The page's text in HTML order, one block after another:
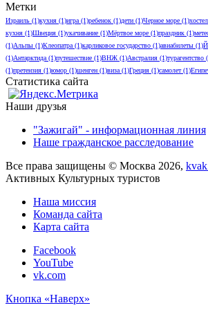
Метки
Израиль (1)кухня (1)игра (1)ребенок (1)дети (1)Черное море (1)хостел
кухня (1)Швеция (1)укачивание (1)Мёртвое море (1)праздник (1)
(1)Альпы (1)Клеопатра (1)карликовое государство (1)авиабилеты (1)
(1)Антарктида (1)путешествие (1)ВНЖ (1)Австралия (1)турагентство
(1)претензия (1)юмор (1)шенген (1)виза (1)Греция (1)самолет(1)
Статистика сайта
Наши друзья
"Зажигай" - информационная линия
Наше гражданское расследование
Все права защищены © Москва 2026,
Активных Культурных туристов
Наша миссия
Команда сайта
Карта сайта
Facebook
YouTube
vk.com
Кнопка «Наверх»